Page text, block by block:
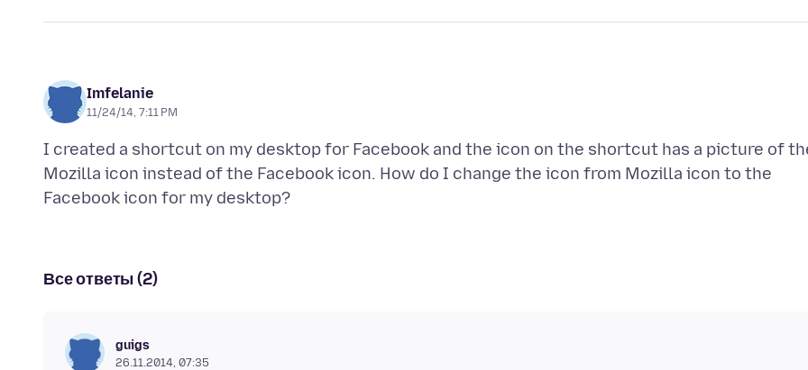
Imfelanie
11/24/14, 7:11 PM
I created a shortcut on my desktop for Facebook and the icon on the shortcut has a picture of
Mozilla icon instead of the Facebook icon. How do I change the icon from Mozilla icon to the
Все ответы (2)
guigs
26.11.2014, 07:35